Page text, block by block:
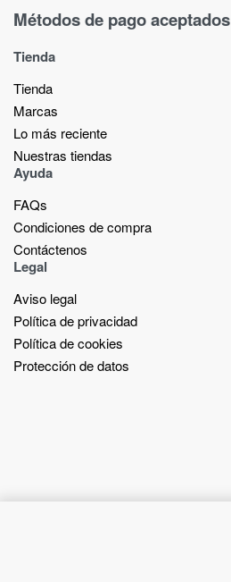
Métodos de pago aceptados
Tienda
Tienda
Marcas
Lo más reciente​
Nuestras tiendas​
Ayuda
FAQs
Condiciones de compra
Contáctenos
Legal
Aviso legal
Política de privacidad
Política de cookies
Protección de datos